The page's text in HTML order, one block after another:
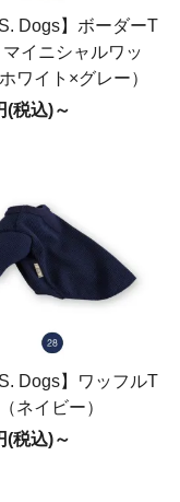
Dogs】ボーダーT
マイニシャルワッ
ワイト×グレー）
(税込)～
Dogs】ワッフルT
ネイビー）
(税込)～